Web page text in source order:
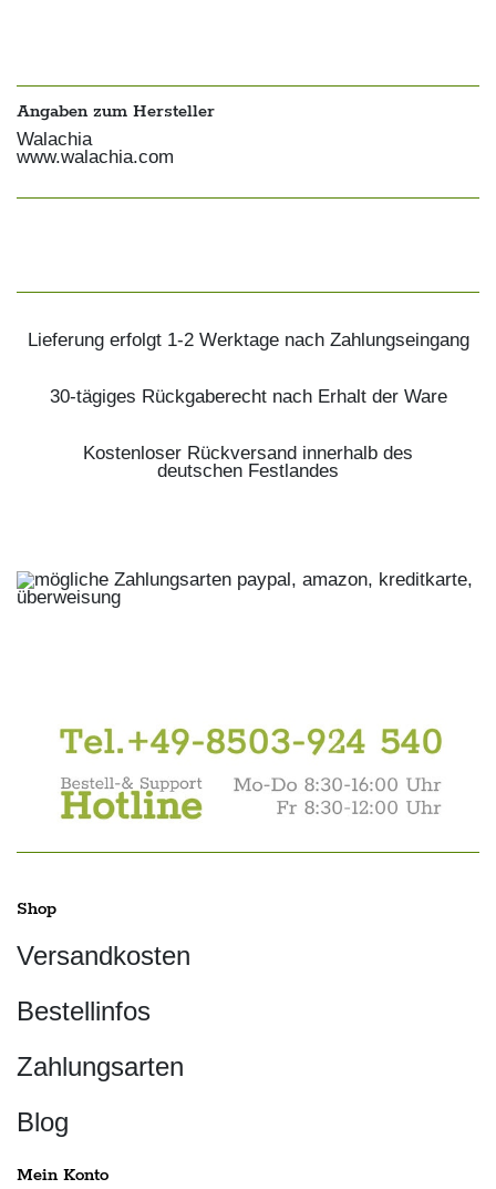
Angaben zum Hersteller
Walachia
www.walachia.com
Lieferung erfolgt 1-2 Werktage nach Zahlungseingang
30-tägiges Rückgaberecht nach Erhalt der Ware
Kostenloser Rückversand innerhalb des
deutschen Festlandes
Shop
Versandkosten
Bestellinfos
Zahlungsarten
Blog
Mein Konto